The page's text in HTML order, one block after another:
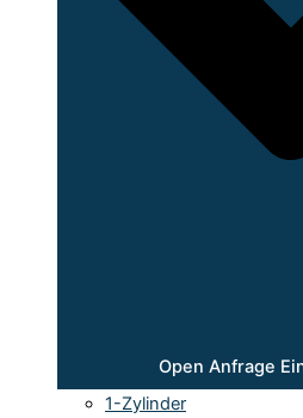
Open Anfrage
1-Zylinder